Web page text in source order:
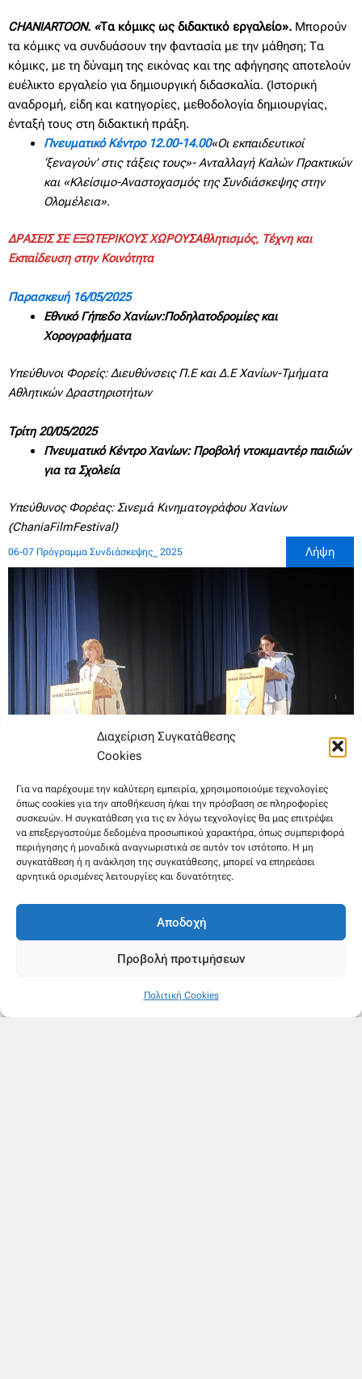
Διαχείριση Συγκατάθεσης
Cookies
Για να παρέχουμε την καλύτερη εμπειρία, χρησιμοποιούμε τεχνολογίες
όπως cookies για την αποθήκευση ή/και την πρόσβαση σε πληροφορίες
συσκευών. Η συγκατάθεση για τις εν λόγω τεχνολογίες θα μας επιτρέψει
να επεξεργαστούμε δεδομένα προσωπικού χαρακτήρα, όπως συμπεριφορά
περιήγησης ή μοναδικά αναγνωριστικά σε αυτόν τον ιστότοπο. Η μη
συγκατάθεση ή η ανάκληση της συγκατάθεσης, μπορεί να επηρεάσει
αρνητικά ορισμένες λειτουργίες και δυνατότητες.
Αποδοχή
Προβολή προτιμήσεων
Πολιτική Cookies
CHANIARTOON. «Τα κόμικς ως διδακτικό εργαλείο». Μπορούν
τα κόμικς να συνδυάσουν την φαντασία με την μάθηση; Τα
κόμικς, με τη δύναμη της εικόνας και της αφήγησης αποτελούν
ευέλικτο εργαλείο για δημιουργική διδασκαλία. (Ιστορική
αναδρομή, είδη και κατηγορίες, μεθοδολογία δημιουργίας,
ένταξή τους στη διδακτική πράξη.
Πνευματικό Κέντρο 12.00-14.00«Οι εκπαιδευτικοί
‘ξεναγούν’ στις τάξεις τους»- Ανταλλαγή Καλών Πρακτικών
και «Κλείσιμο-Αναστοχασμός της Συνδιάσκεψης στην
Ολομέλεια».
ΔΡΑΣΕΙΣ ΣΕ ΕΞΩΤΕΡΙΚΟΥΣ ΧΩΡΟΥΣΑθλητισμός, Τέχνη και
Εκπαίδευση στην Κοινότητα
Παρασκευή 16/05/2025
Εθνικό Γήπεδο Χανίων:Ποδηλατοδρομίες και
Χορογραφήματα
Υπεύθυνοι Φορείς: Διευθύνσεις Π.Ε και Δ.Ε Χανίων-Τμήματα
Αθλητικών Δραστηριοτήτων
Τρίτη 20/05/2025
Πνευματικό Κέντρο Χανίων: Προβολή ντοκιμαντέρ παιδιών
για τα Σχολεία
Υπεύθυνος Φορέας: Σινεμά Κινηματογράφου Χανίων
(ChaniaFilmFestival)
06-07 Πρόγραμμα Συνδιάσκεψης_ 2025 Λήψη